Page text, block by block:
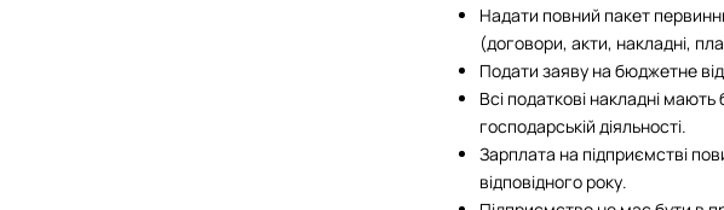
Надати повний пакет
(договори, акти, накладні,
Подати заяву на бюджетне
Всі податкові накладні
господарській діяльності.
Зарплата на підприємстві
відповідного року.